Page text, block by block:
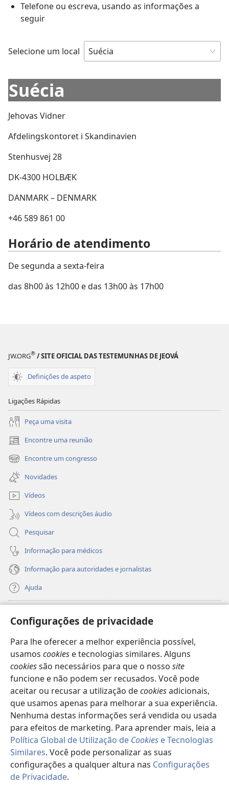
Configurações de privacidade
Para lhe oferecer a melhor experiência possível,
usamos cookies e tecnologias similares. Alguns
cookiessão necessários para que o nosso site
funcione e não podem ser recusados. Você pode
aceitar ou recusar a utilização decookiesadicionais,
que usamos apenas para melhorar a sua experiência.
Nenhuma destas informações será vendida ou usada
para efeitos de marketing. Para aprender mais, leia a
Política Global de Utilização de Cookies e Tecnologias
Similares. Você pode personalizar as suas
configurações a qualquer altura nas Configurações
de Privacidade.
Telefone ou escreva, usando as informações a
seguir
Selecione um local
Suécia
Jehovas Vidner
Afdelingskontoret i Skandinavien
Stenhusvej 28
DK-4300 HOLBÆK
DANMARK – DENMARK
+46 589 861 00
Horário de atendimento
De segunda a sexta-feira
das 8h00 às 12h00 e das 13h00 às 17h00
JW.ORG® / SITE OFICIAL DAS TESTEMUNHAS DE JEOVÁ
Definições de aspeto
Ligações Rápidas
Peça uma visita
Encontre uma reunião
(abre
uma
nova
janela)
Encontre um congresso
(abre
uma
nova
janela)
Novidades
Vídeos
Vídeos com descrições áudio
Pesquisar
Informação para médicos
Informação para autoridades e jornalistas
Ajuda
(abre
uma
nova
janela)
BibliotecaOnline da Torre de Vigia™
(abre
uma
nova
janela)
JW Hub
(abre
uma
nova JW Library
Watchtower Library
Copyright © 2026 Watch Tower Bible and Tract Society of Pennsylvania.
TERMOS DE UTILIZAÇÃO
CONFIGURAÇÕES DE PRIVACIDADE